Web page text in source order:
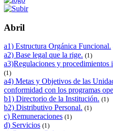
Abril
a1) Estructura Orgánica Funcional.
a2) Base legal que la rige. (1)
a3)Regulaciones y procedimientos
(1)
a4) Metas y Objetivos de las
conformidad con los programas
b1) Directorio de la Institución. (1)
b2) Distributivo Personal. (1)
c) Remuneraciones (1)
d) Servicios (1)